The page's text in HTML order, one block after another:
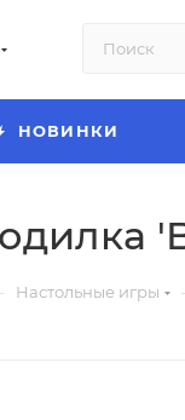
НОВИНКИ
Настольные игры